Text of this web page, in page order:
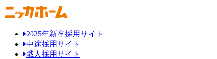
2025年新卒採用サイト
中途採用サイト
職人採用サイト